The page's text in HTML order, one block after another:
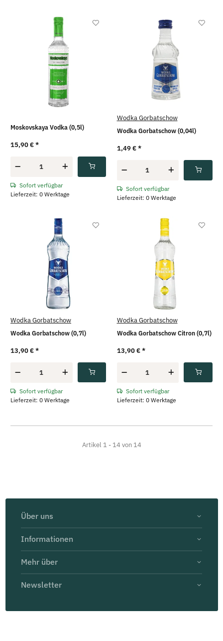
Moskovskaya Vodka (0,5l)
15,90 €*
Sofort verfügbar
Lieferzeit: 0 Werktage
Wodka Gorbatschow
Wodka Gorbatschow (0,04l)
1,49 €*
Sofort verfügbar
Lieferzeit: 0 Werktage
Wodka Gorbatschow
Wodka Gorbatschow (0,7l)
13,90 €*
Sofort verfügbar
Lieferzeit: 0 Werktage
Wodka Gorbatschow
Wodka Gorbatschow Citron (0,7l)
13,90 €*
Sofort verfügbar
Lieferzeit: 0 Werktage
Artikel 1 - 14 von 14
Über uns
Informationen
Mehr über
Newsletter